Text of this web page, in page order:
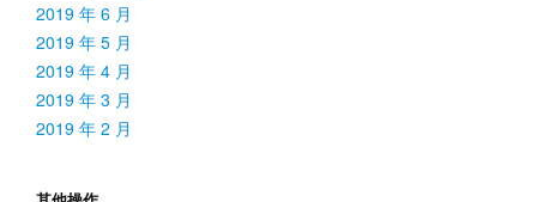
2019 年 6 月
2019 年 5 月
2019 年 4 月
2019 年 3 月
2019 年 2 月